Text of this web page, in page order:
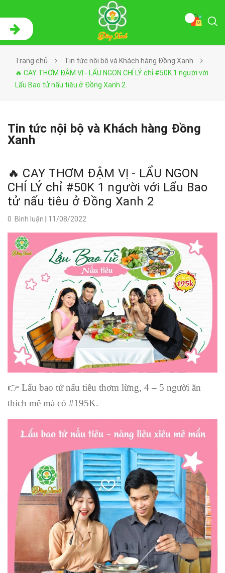
Trang chủ
Tin tức nội bộ và Khách hàng Đồng Xanh
🔥 CAY THƠM ĐẬM VỊ - LẨU NGON CHÍ LÝ chỉ #50K 1 người với
Lẩu Bao tử nấu tiêu ở Đồng Xanh 2
Tin tức nội bộ và Khách hàng Đồng
Xanh
🔥 CAY THƠM ĐẬM VỊ - LẨU NGON
CHÍ LÝ chỉ #50K 1 người với Lẩu Bao
tử nấu tiêu ở Đồng Xanh 2
0 Bình luận 11/08/2022
👉 Lẩu bao tử nấu tiêu thơm lừng, 4 – 5 người ăn
thích mê mà có #195K.